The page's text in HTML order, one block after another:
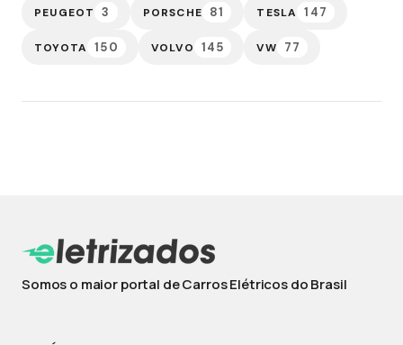
PEUGEOT 3 PORSCHE 81 TESLA 147
TOYOTA 150 VOLVO 145 VW 77
Somos o maior portal de Carros Elétricos do Brasil